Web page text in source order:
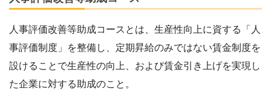
人事評価改善等助成コースとは、生産性向上に資する「人
事評価制度」を整備し、定期昇給のみではない賃金制度を
設けることで生産性の向上、および賃金引き上げを実現し
た企業に対する助成のこと。